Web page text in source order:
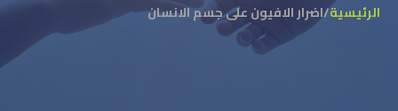
الرئيسية/اضرار الافيون على جسم الانسان